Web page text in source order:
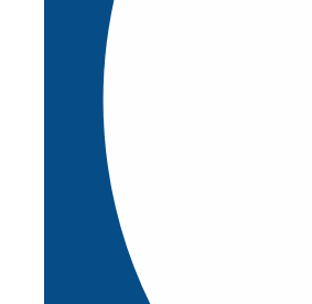
Concepto de seguridad